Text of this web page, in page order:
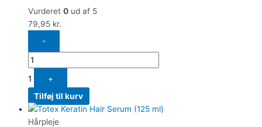
Vurderet 0 ud af 5
79,95 kr.
-
1
+
Tilføj til kurv
Hårpleje